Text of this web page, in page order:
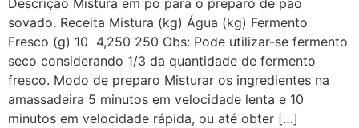
Descrição Mistura em pó para o preparo de pão
sovado. Receita Mistura (kg) Água (kg) Fermento
Fresco (g) 10 4,250 250 Obs: Pode utilizar-se fermento
seco considerando 1/3 da quantidade de fermento
fresco. Modo de preparo Misturar os ingredientes na
amassadeira 5 minutos em velocidade lenta e 10
minutos em velocidade rápida, ou até obter […]